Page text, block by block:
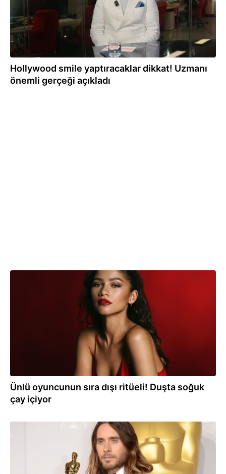
Hollywood smile yaptıracaklar dikkat! Uzmanı
önemli gerçeği açıkladı
Ünlü oyuncunun sıra dışı ritüeli! Duşta soğuk
çay içiyor